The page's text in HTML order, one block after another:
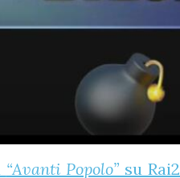
“Avanti Popolo” su Rai2